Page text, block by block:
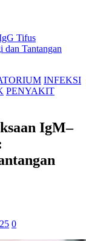
Tifus
dan Tantangan
INFEKSI
PENYAKIT
IgM–
0